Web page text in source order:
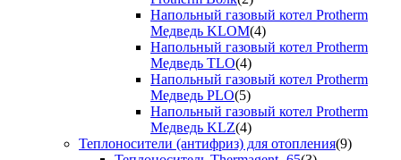
Напольный газовый котел Protherm
Медведь KLOM(4)
Напольный газовый котел Protherm
Медведь TLO(4)
Напольный газовый котел Protherm
Медведь PLO(5)
Напольный газовый котел Protherm
Медведь KLZ(4)
Теплоносители (антифриз) для отопления(9)